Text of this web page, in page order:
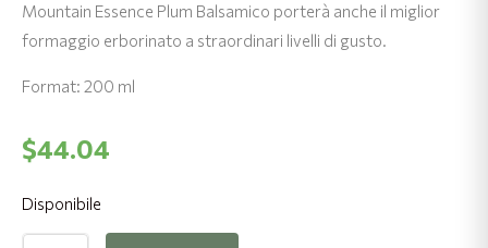
Mountain Essence Plum Balsamico porterà anche il miglior
formaggio erborinato a straordinari livelli di gusto.
Format: 200 ml
$44.04
Disponibile